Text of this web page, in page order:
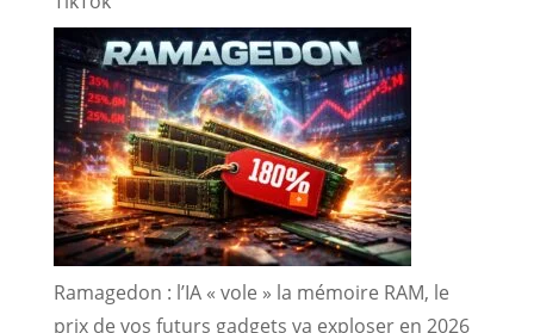
Ramagedon : l’IA « vole » la mémoire RAM, le
prix de vos futurs gadgets va exploser en 2026